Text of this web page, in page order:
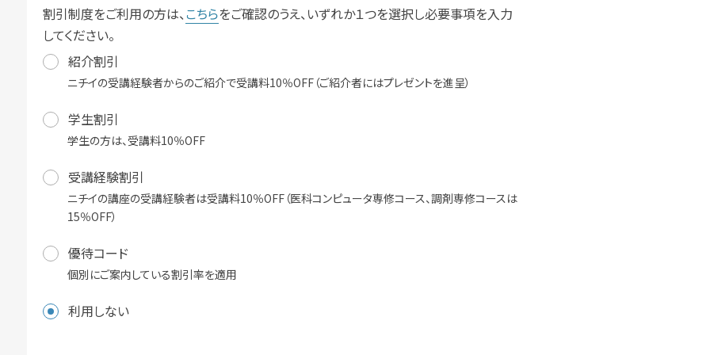
割引制度をご利用の方は、こちらをご確認のうえ、いずれか１つを選択し必要事項を入力
してください。
紹介割引
ニチイの受講経験者からのご紹介で受講料10％OFF（ご紹介者にはプレゼントを進呈）
学生割引
学生の方は、受講料10％OFF
受講経験割引
ニチイの講座の受講経験者は受講料10％OFF（医科コンピュータ専修コース、調剤専修コースは
15％OFF）
優待コード
個別にご案内している割引率を適用
利用しない